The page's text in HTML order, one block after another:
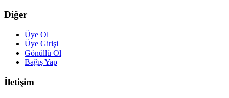
Diğer
Üye Ol
Üye Girişi
Gönüllü Ol
Bağış Yap
İletişim